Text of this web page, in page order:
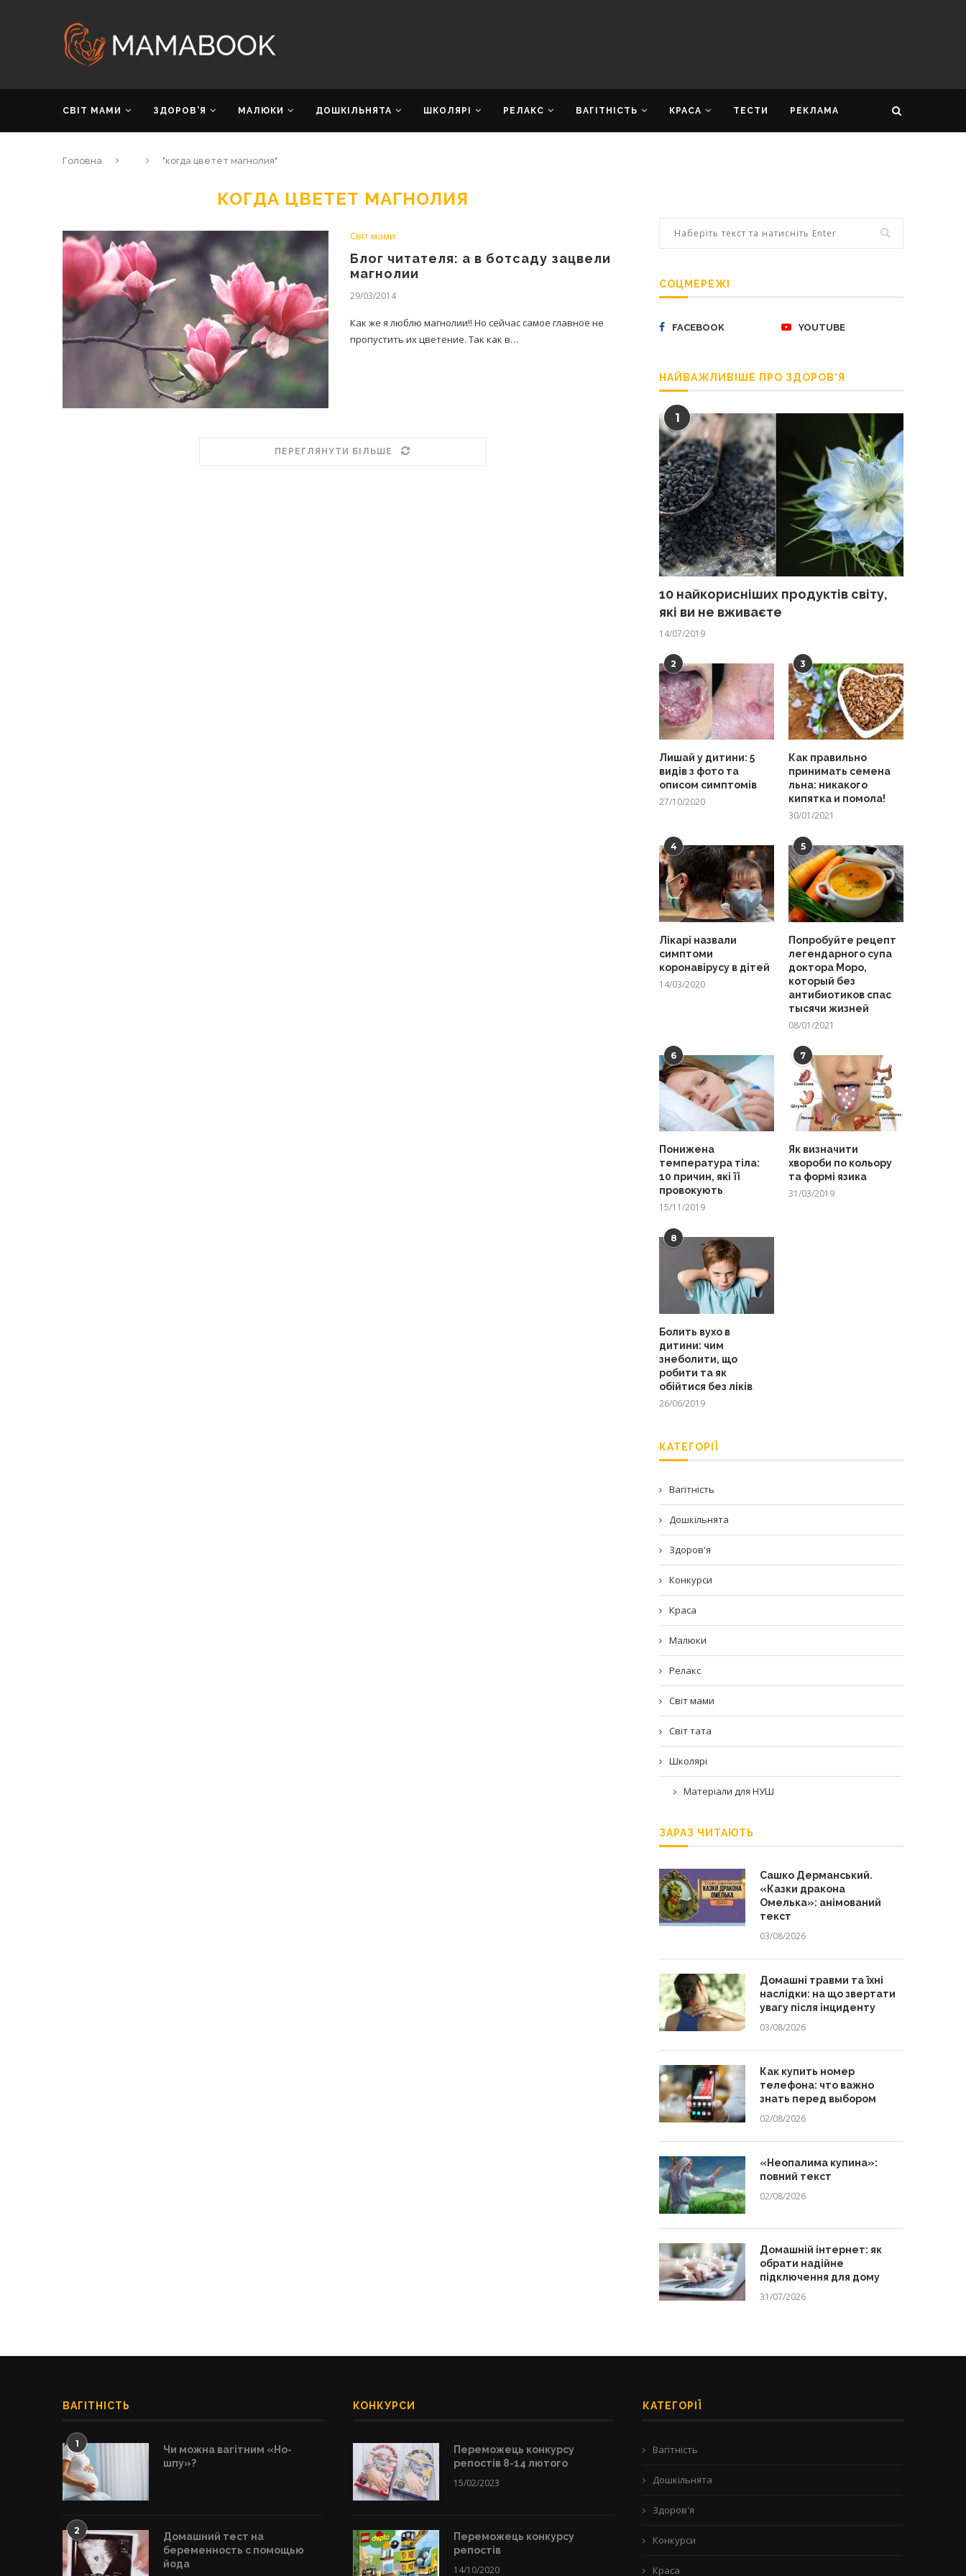
СВІТ МАМИ ЗДОРОВ’Я МАЛЮКИ ДОШКІЛЬНЯТА ШКОЛЯРІ РЕЛАКС ВАГІТНІСТЬ КРАСА ТЕСТИ РЕКЛАМА
Головна "когда цветет магнолия"
КОГДА ЦВЕТЕТ МАГНОЛИЯ
Світ мами
Блог читателя: а в ботсаду зацвели
магнолии
29/03/2014
Как же я люблю магнолии!! Но сейчас самое главное не
пропустить их цветение. Так как в…
ПЕРЕГЛЯНУТИ БІЛЬШЕ
СОЦМЕРЕЖІ
FACEBOOK YOUTUBE
НАЙВАЖЛИВІШЕ ПРО ЗДОРОВ’Я
1
10 найкорисніших продуктів світу,
які ви не вживаєте
14/07/2019
2
Лишай у дитини: 5
видів з фото та
описом симптомів
27/10/2020
3
Как правильно
принимать семена
льна: никакого
кипятка и помола!
30/01/2021
4
Лікарі назвали
симптоми
коронавірусу в дітей
14/03/2020
5
Попробуйте рецепт
легендарного супа
доктора Моро,
который без
антибиотиков спас
тысячи жизней
08/01/2021
6
Понижена
температура тіла:
10 причин, які її
провокують
15/11/2019
7
Як визначити
хвороби по кольору
та формі язика
31/03/2019
8
Болить вухо в
дитини: чим
знеболити, що
робити та як
обійтися без ліків
26/06/2019
КАТЕГОРІЇ
Вагітність
Дошкільнята
Здоров'я
Конкурси
Краса
Малюки
Релакс
Світ мами
Світ тата
Школярі
Матеріали для НУШ
ЗАРАЗ ЧИТАЮТЬ
Сашко Дерманський.
«Казки дракона
Омелька»: анімований
текст
03/08/2026
Домашні травми та їхні
наслідки: на що звертати
увагу після інциденту
03/08/2026
Как купить номер
телефона: что важно
знать перед выбором
02/08/2026
«Неопалима купина»:
повний текст
02/08/2026
Домашній інтернет: як
обрати надійне
підключення для дому
31/07/2026
ВАГІТНІСТЬ
1
Чи можна вагітним «Но-
шпу»?
2
Домашний тест на
беременность с помощью
йода
КОНКУРСИ
Переможець конкурсу
репостів 8-14 лютого
15/02/2023
Переможець конкурсу
репостів
14/10/2020
КАТЕГОРІЇ
Вагітність
Дошкільнята
Здоров'я
Конкурси
Краса